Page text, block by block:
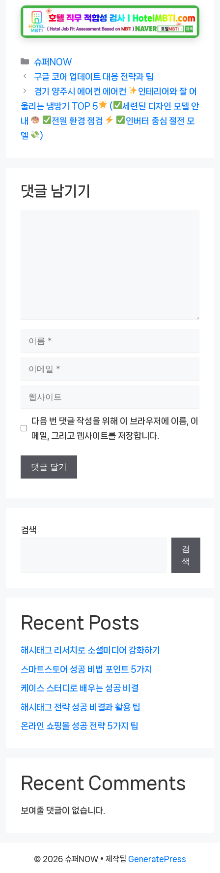
카
테
리
슈퍼NOW
구글 코어 업데이트 대응 전략과 팁
경기 양주시 에어컨 에어컨
인테리어와 잘 어
울리는 냉방기 TOP 5
(
세련된 디자인 모델 안
내
전원 환경 점검
인버터 중심 절전 모
델
)
댓글 남기기
다음 번 댓글 작성을 위해 이 브라우저에 이름, 이
메일, 그리고 웹사이트를 저장합니다.
검색
검
색
Recent Posts
해시태그 리서치로 소셜미디어 강화하기
스마트스토어 성공 비법 포인트 5가지
케이스 스터디로 배우는 성공 비결
해시태그 전략 성공 비결과 활용 팁
온라인 쇼핑몰 성공 전략 5가지 팁
Recent Comments
보여줄 댓글이 없습니다.
© 2026 슈퍼NOW • 제작됨 GeneratePress